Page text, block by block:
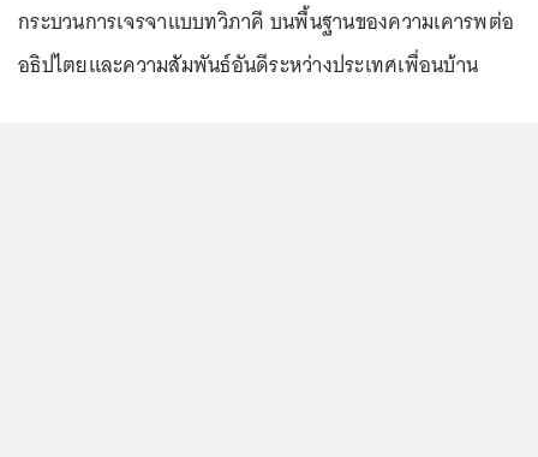
กระบวนการเจรจาแบบทวิภาคี บนพื้นฐานของความเคารพต่อ
อธิปไตยและความสัมพันธ์อันดีระหว่างประเทศเพื่อนบ้าน